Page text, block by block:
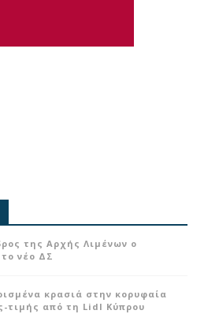
της Αρχής Λιμένων ο
νέο ΔΣ
κρασιά στην κορυφαία
τιμής από τη Lidl Κύπρου